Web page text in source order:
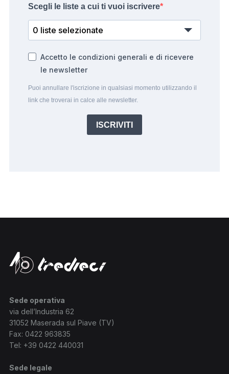
Scegli le liste a cui ti vuoi iscrivere
0 liste selezionate
Accetto le condizioni generali e di ricevere
le newsletter
Puoi annullare l'iscrizione in qualsiasi momento utilizzando il
link che troverai in calce alle newsletter.
ISCRIVITI
Sede operativa
via dell’Industria 62
31052 Maserada sul Piave (TV)
Fax: 0422 963835
Tel: +39 0422 440031
Sede legale